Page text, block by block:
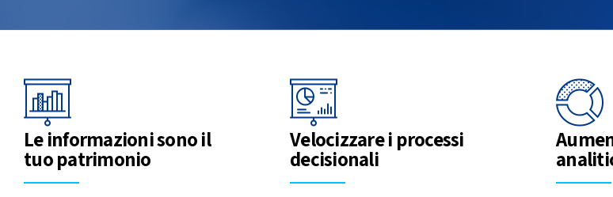
Le informazioni sono il
tuo patrimonio
Velocizzare i processi
decisionali